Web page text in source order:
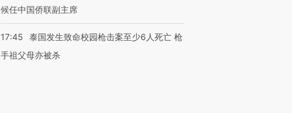
候任中国侨联副主席
17:45
泰国发生致命校园枪击案至少6人死亡 枪
手祖父母亦被杀